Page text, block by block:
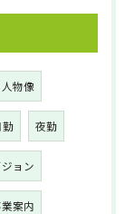
物像
勤 夜勤
ジョン
案内